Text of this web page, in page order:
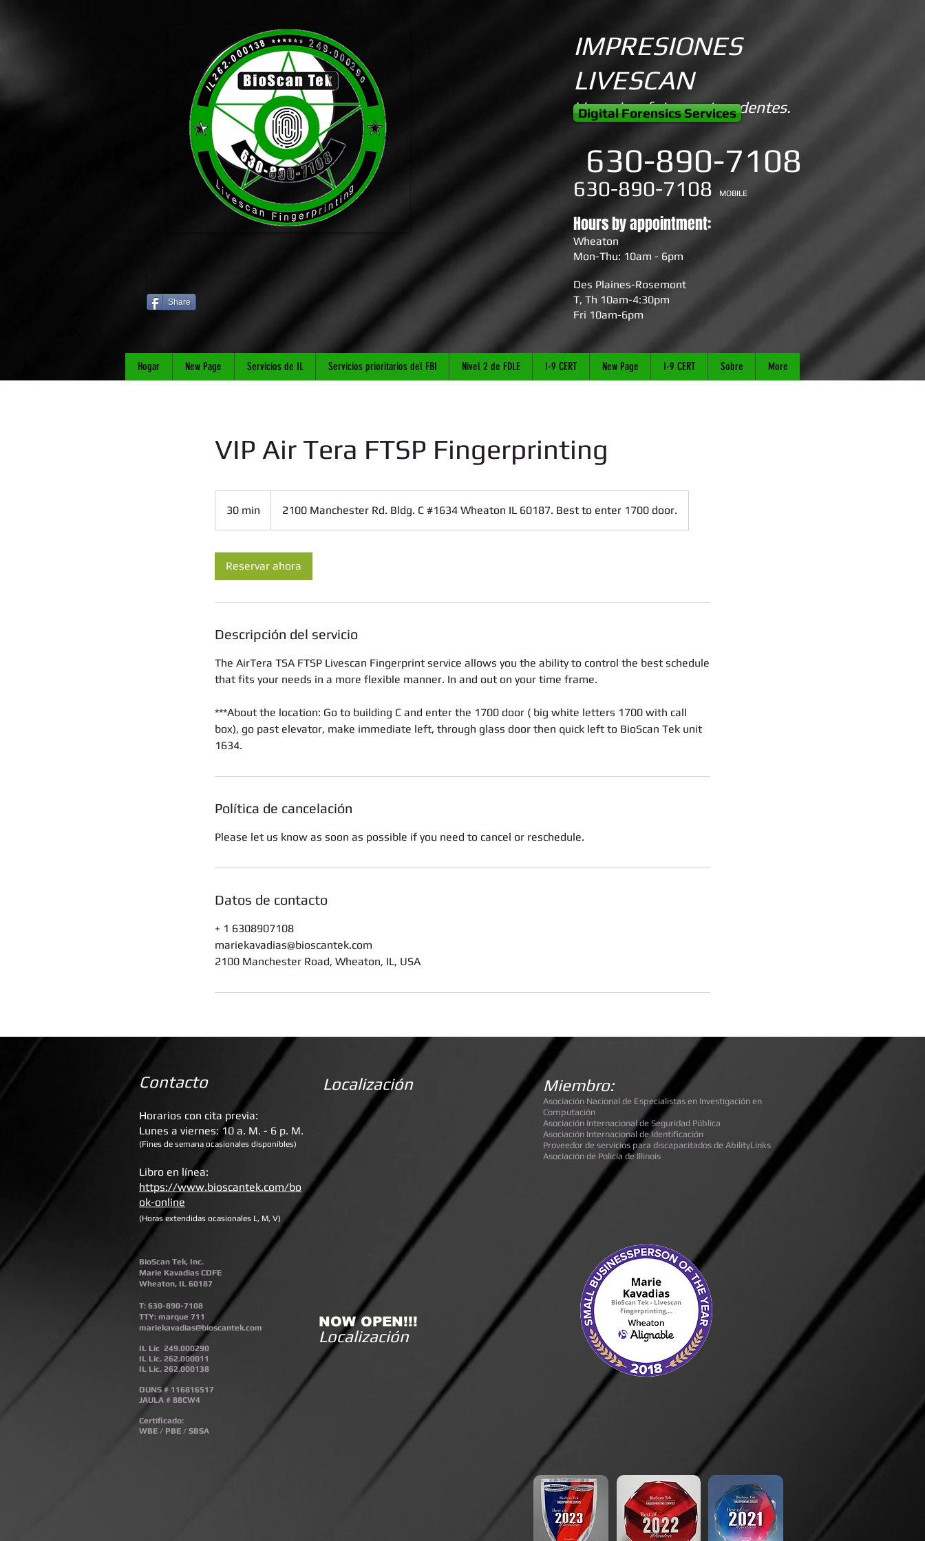
Share
IMPRESIONES
LIVESCAN
Licencias. fotos. antecedentes.
Digital Forensics Services
630-890-7108
630-890-7108 MOBILE
Hours by appointment:
Wheaton
Mon-Thu: 10am - 6pm
Des Plaines-Rosemont
T, Th 10am-4:30pm
Fri 10am-6pm
Hogar New Page Servicios de IL Servicios prioritarios del FBI Nivel 2 de FDLE I-9 CERT New Page I-9 CERT Sobre More
VIP Air Tera FTSP Fingerprinting
30 min
0
2100 Manchester Rd. Bldg. C #1634 Wheaton IL 60187. Best to enter 1700 door.
Reservar ahora
Descripción del servicio
The AirTera TSA FTSP Livescan Fingerprint service allows you the ability to control the best schedule
that fits your needs in a more flexible manner. In and out on your time frame.
***About the location: Go to building C and enter the 1700 door ( big white letters 1700 with call
box), go past elevator, make immediate left, through glass door then quick left to BioScan Tek unit
1634.
Política de cancelación
Please let us know as soon as possible if you need to cancel or reschedule.
Datos de contacto
+ 1 6308907108
mariekavadias@bioscantek.com
2100 Manchester Road, Wheaton, IL, USA
Contacto
Horarios con cita previa:
Lunes a viernes: 10 a. M. - 6 p. M.
(Fines de semana ocasionales disponibles)
Libro en línea:
https://www.bioscantek.com/bo
ok-online
(Horas extendidas ocasionales L, M, V)
BioScan Tek, Inc.
Marie Kavadias CDFE
Wheaton, IL 60187
T: 630-890-7108
TTY: marque 711
mariekavadias@bioscantek.com
IL Lic 249.000290
IL Lic. 262.000011
IL Lic. 262.000138
DUNS # 116816517
JAULA # 88CW4
Certificado:
WBE / PBE / SBSA
Localización
Localización
NOW OPEN!!!
Miembro:
Asociación Nacional de Especialistas en Investigación en
Computación
Asociación Internacional de Seguridad Pública
Asociación Internacional de Identificación
Proveedor de servicios para discapacitados de AbilityLinks
Asociación de Policía de Illinois